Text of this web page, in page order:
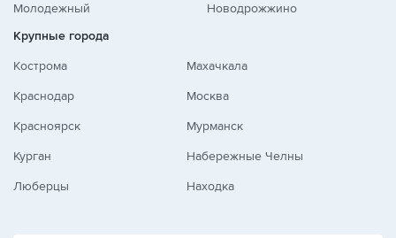
Молодежный
Новодрожжино
Крупные города
Кострома
Краснодар
Красноярск
Курган
Люберцы
Махачкала
Москва
Мурманск
Набережные Челны
Находка